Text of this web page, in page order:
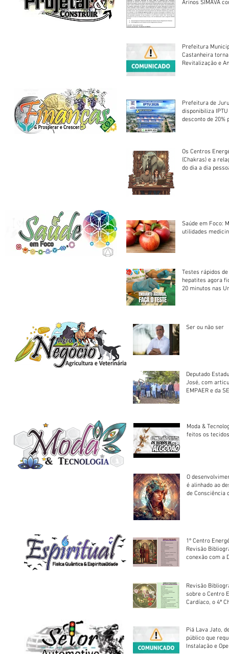
Arinos SIMAVA convoca à
Prefeitura
Castanheira
Revitalização e
Prefeitura de
disponibiliza
desconto de 20%
Os Centros
(Chakras) e a
do dia a dia
Saúde em Foco:
utilidades
Testes rápidos
hepatites agora
20 minutos nas
Ser ou não ser
Deputado
José, com
EMPAER e da
Moda &
feitos os
O
é alinhado ao
de Consciência
1º Centro
Revisão
conexão com a
Revisão
sobre o Centro
Cardíaco, o 4ª
Piá Lava Jato,
público que
Instalação e